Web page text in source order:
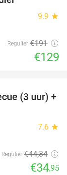
9.9 star
Regulier €191
€129
21%
(3 uur) +
7.6 star
Regulier €44,34
€34,95